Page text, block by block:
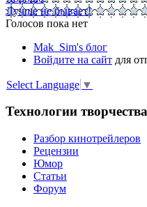
Лучше не бывает!
Голосов пока нет
Mak_Sim's блог
Войдите на сайт для
Select Language ▼
Технологии
Разбор кинотрейлеров
Рецензии
Юмор
Статьи
Форум